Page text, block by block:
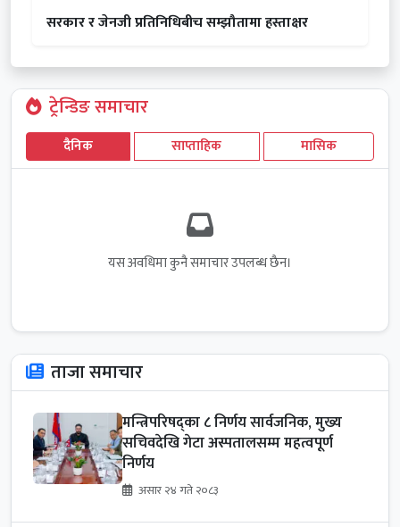
सरकार र जेनजी प्रतिनिधिबीच सम्झौतामा हस्ताक्षर
ट्रेन्डिङ समाचार
दैनिक साप्ताहिक मासिक
यस अवधिमा कुनै समाचार उपलब्ध छैन।
ताजा समाचार
मन्त्रिपरिषद्का ८ निर्णय सार्वजनिक, मुख्य
सचिवदेखि गेटा अस्पतालसम्म महत्वपूर्ण
निर्णय
असार २४ गते २०८३